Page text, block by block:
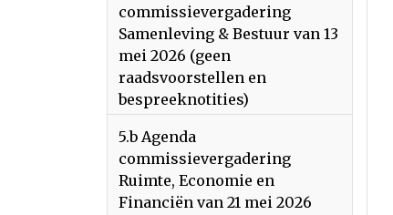
commissievergadering
Samenleving & Bestuur van 13
mei 2026 (geen
raadsvoorstellen en
bespreeknotities)
5.b Agenda
commissievergadering
Ruimte, Economie en
Financiën van 21 mei 2026